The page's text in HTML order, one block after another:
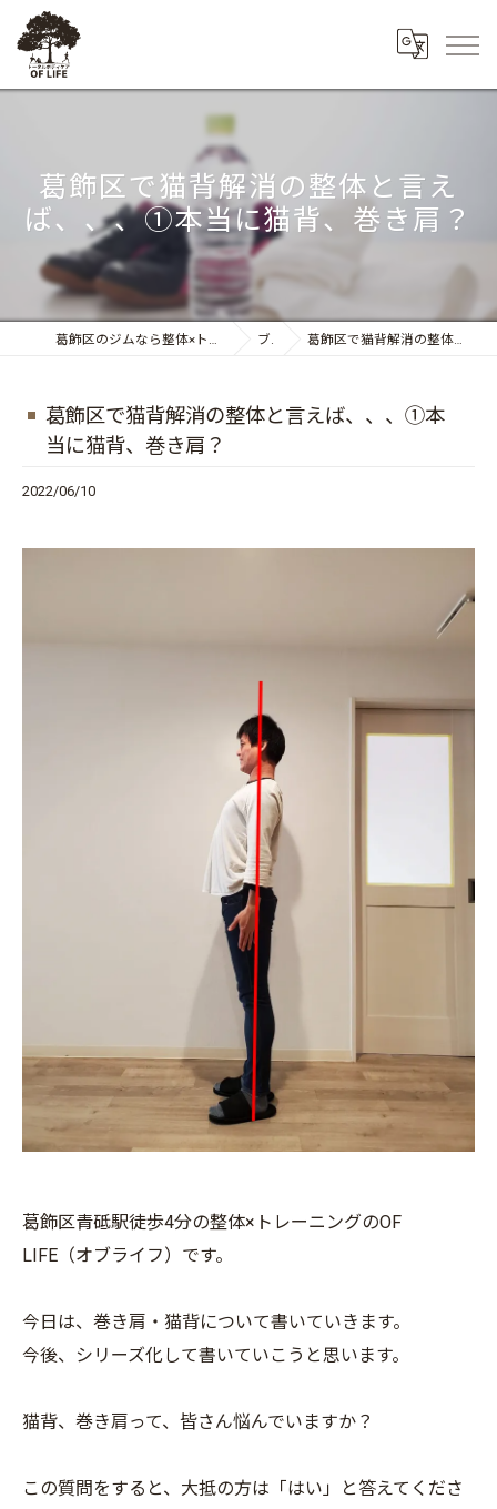
葛飾区で猫背解消の整体と言え
ば、、、①本当に猫背、巻き肩？
葛飾区のジムなら整体×トレーニング トータルボディケア OF LIFE ブログ 葛飾区で猫背解消の整体と言えば、、、①本当に猫背、巻き肩？
葛飾区で猫背解消の整体と言えば、、、①本
当に猫背、巻き肩？
2022/06/10
葛飾区青砥駅徒歩4分の整体×トレーニングのOF
LIFE（オブライフ）です。
今日は、巻き肩・猫背について書いていきます。
今後、シリーズ化して書いていこうと思います。
猫背、巻き肩って、皆さん悩んでいますか？
この質問をすると、大抵の方は「はい」と答えてくださ